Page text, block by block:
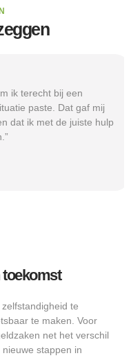
ik terecht bij een
paste. Dat gaf mij
dat ik met de juiste hulp
toekomst
te
te maken. Voor
net het verschil
stappen in